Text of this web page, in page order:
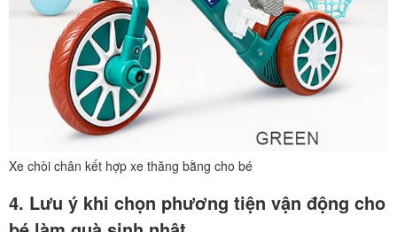
Xe chòi chân kết hợp xe thăng bằng cho bé
4. Lưu ý khi chọn phương tiện vận động cho